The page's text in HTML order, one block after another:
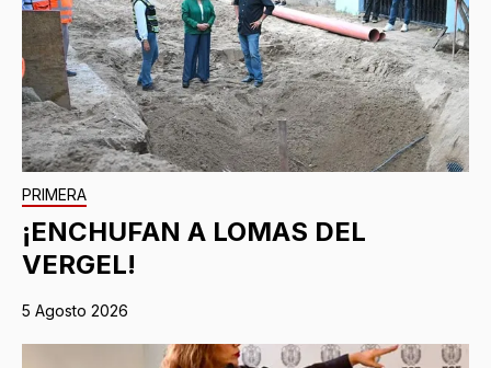
PRIMERA
¡ENCHUFAN A LOMAS DEL
VERGEL!
5 Agosto 2026